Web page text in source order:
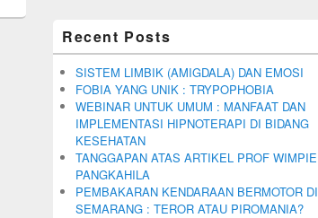
Recent Posts
SISTEM LIMBIK (AMIGDALA) DAN EMOSI
FOBIA YANG UNIK : TRYPOPHOBIA
WEBINAR UNTUK UMUM : MANFAAT DAN
IMPLEMENTASI HIPNOTERAPI DI BIDANG
KESEHATAN
TANGGAPAN ATAS ARTIKEL PROF WIMPIE
PANGKAHILA
PEMBAKARAN KENDARAAN BERMOTOR DI
SEMARANG : TEROR ATAU PIROMANIA?